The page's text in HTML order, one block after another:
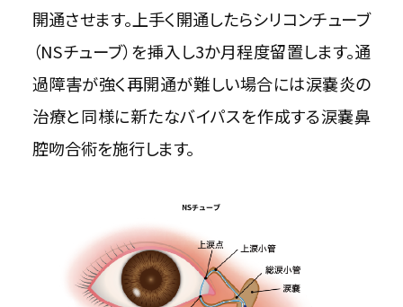
開通させます。上手く開通したらシリコンチューブ
（NSチューブ）を挿入し3か月程度留置します。通
過障害が強く再開通が難しい場合には涙嚢炎の
治療と同様に新たなバイパスを作成する涙嚢鼻
腔吻合術を施行します。